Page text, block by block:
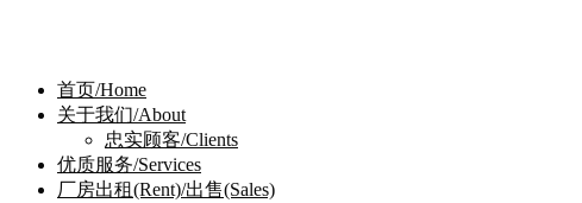
首页/Home
关于我们/About
忠实顾客/Clients
优质服务/Services
厂房出租(Rent)/出售(Sales)